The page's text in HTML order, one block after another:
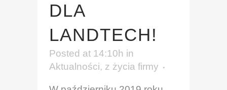
DLA
LANDTECH!
Posted at 14:10h in
Aktualności, z życia firmy